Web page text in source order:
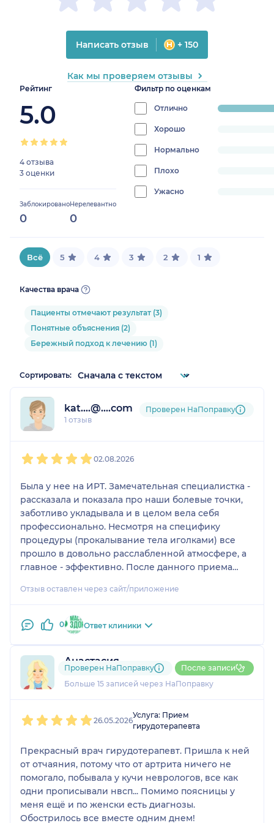
Рейтинг
5.0
4 отзыва
3 оценки
Заблокировано
0
Нерелевантно
0
Фильтр по оценкам
Отлично
progress:
Хорошо
0%
Нормально
0%
Плохо
progress:
Ужасно
0%
Написать отзыв + 150
Как мы проверяем отзывы
Всё 5 4 3 2 1
Качества врача
Пациенты отмечают результат (3)
Понятные объяснения (2)
Бережный подход к лечению (1)
Сортировать:
kat....@....com
1 отзыв
Проверен НаПоправку
02.08.2026
Была у нее на ИРТ. Замечательная специалистка -
рассказала и показала про наши болевые точки,
заботливо укладывала и в целом вела себя
профессионально. Несмотря на специфику
процедуры (прокалывание тела иголками) все
прошло в довольно расслабленной атмосфере, а
главное - эффективно. После данного приема
Всем советую данного специалиста!
Отзыв оставлен через сайт/приложение
0 Ответ клиники
Анастасия
3 отзыва
Больше 15 записей через НаПоправку
Проверен НаПоправку После записи
26.05.2026
Услуга: Прием
гирудотерапевта
Прекрасный врач гирудотерапевт. Пришла к ней
от отчаяния, потому что от артрита ничего не
помогало, побывала у кучи неврологов, все как
одни прописывали нвсп... Помимо поясницы у
меня ещё и по женски есть диагнозы.
Обострилось все вместе одним днем!